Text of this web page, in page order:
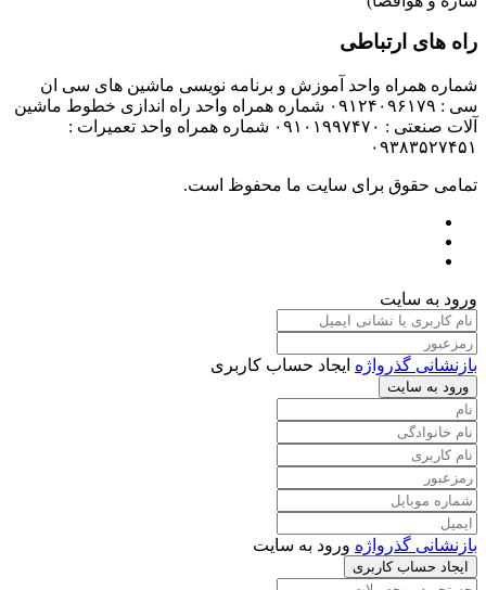
راه های ارتباطی
شماره همراه واحد آموزش و برنامه نویسی ماشین های سی ان
سی : ۰۹۱۲۴۰۹۶۱۷۹ شماره همراه واحد راه اندازی خطوط ماشین
آلات صنعتی : ۰۹۱۰۱۹۹۷۴۷۰ شماره همراه واحد تعمیرات :
۰۹۳۸۳۵۲۷۴۵۱
تمامی حقوق برای سایت ما محفوظ است.
ورود به سایت
بازنشانی گذرواژه ایجاد حساب کاربری
ورود به سایت
بازنشانی گذرواژه ورود به سایت
ایجاد حساب کاربری